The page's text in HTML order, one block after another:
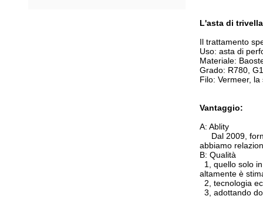
L'asta di
Il trattamento
Uso: asta di
Materiale:
Grado: R780,
Filo: Vermeer,
Vantaggio:
A: Ablity
Dal 2009,
abbiamo
B: Qualità
1, quello solo
altamente è
2, tecnologia
3, adottando